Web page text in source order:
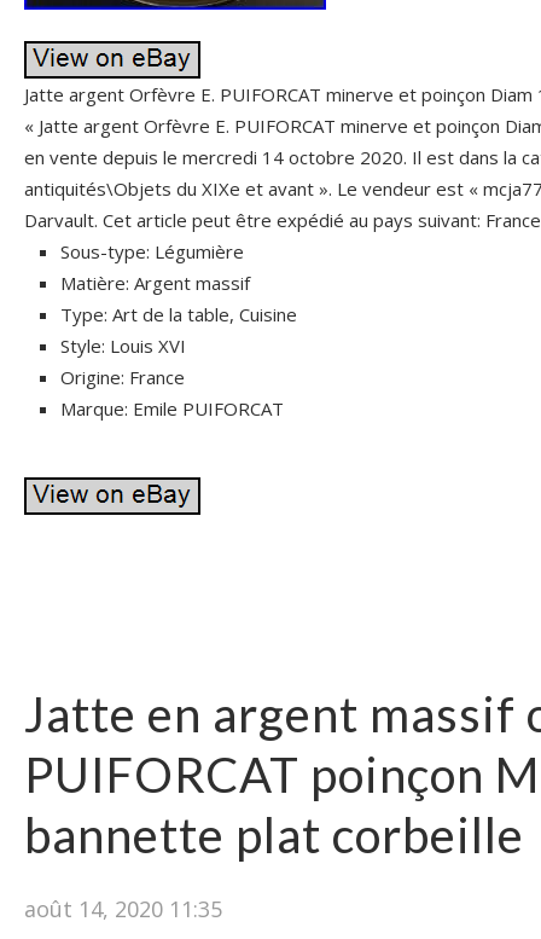
Jatte argent Orfèvre E. PUIFORCAT minerve et poinçon Diam
« Jatte argent Orfèvre E. PUIFORCAT minerve et poinçon
en vente depuis le mercredi 14 octobre 2020. Il est dans la
antiquités\Objets du XIXe et avant ». Le vendeur est «
Darvault. Cet article peut être expédié au pays suivant:
Sous-type: Légumière
Matière: Argent massif
Type: Art de la table, Cuisine
Style: Louis XVI
Origine: France
Marque: Emile PUIFORCAT
Jatte en argent massif
PUIFORCAT poinçon
bannette plat corbeille
août 14, 2020 11:35